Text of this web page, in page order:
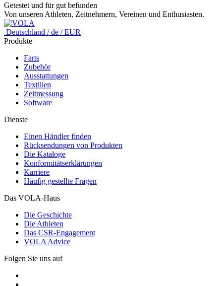
Getestet und für gut befunden
Von unseren Athleten, Zeitnehmern, Vereinen und Enthusiasten.
Deutschland / de / EUR
Produkte
Farts
Zubehör
Ausstattungen
Textilien
Zeitmessung
Software
Dienste
Einen Händler finden
Rücksendungen von Produkten
Die Kataloge
Konformitätserklärungen
Karriere
Häufig gestellte Fragen
Das VOLA-Haus
Die Geschichte
Die Athleten
Das CSR-Engagement
VOLA Advice
Folgen Sie uns auf